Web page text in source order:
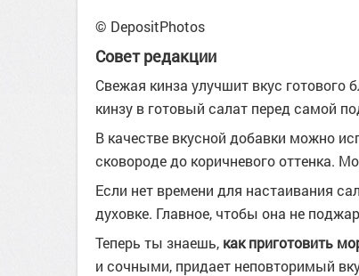
© DepositPhotos
Совет редакции
Свежая кинза улучшит вкус
кинзу в готовый салат перед самой
В качестве вкусной добавки можно
сковороде до коричневого оттенка.
Если нет времени для настаивания
духовке. Главное, чтобы она не
Теперь ты знаешь, как приготовить
и сочными, придает неповторимый